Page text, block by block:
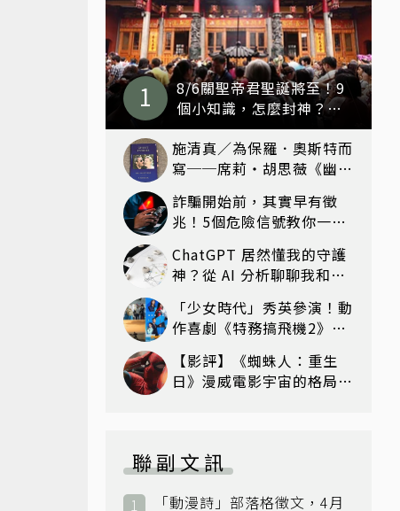
8/6關聖帝君聖誕將至！9
個小知識，怎麼封神？怎
麼拜？該拜哪個關帝？
施清真／為保羅．奧斯特而
寫──席莉‧胡思薇《幽靈
詐騙開始前，其實早有徵
兆！5個危險信號教你一眼
ChatGPT 居然懂我的守護
神？從 AI 分析聊聊我和神
「少女時代」秀英參演！動
作喜劇《特務搞飛機2》8
【影評】《蜘蛛人：重生
日》漫威電影宇宙的格局新
聯副文訊
「動漫詩」部落格徵文，4月